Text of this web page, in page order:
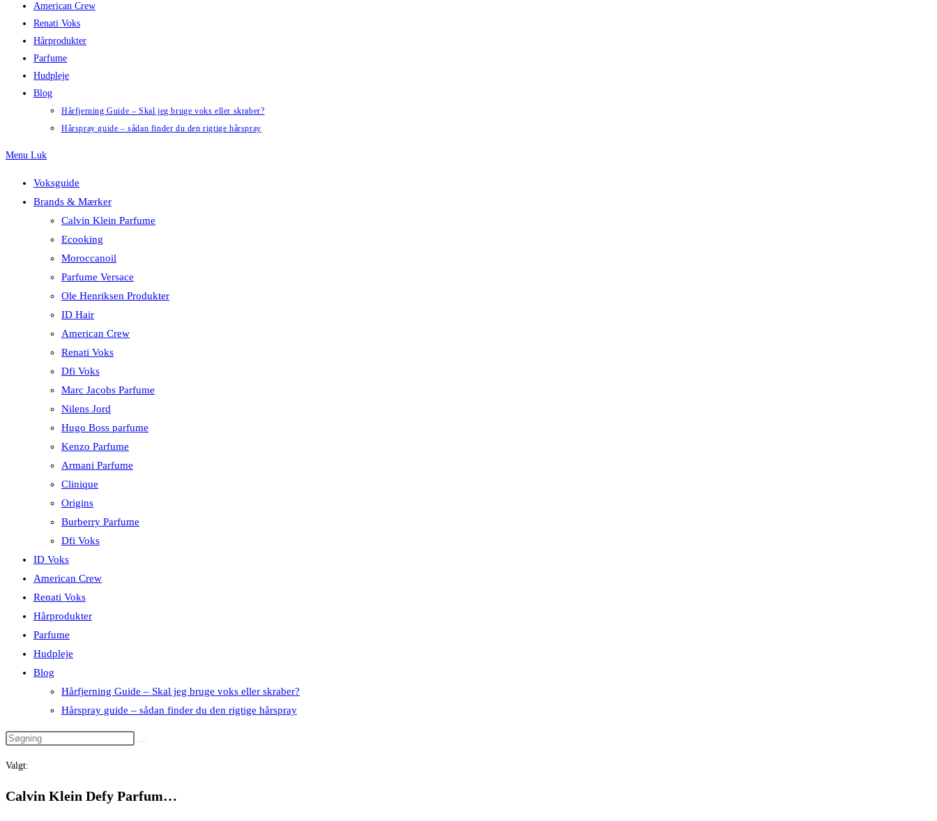
American Crew
Renati Voks
Hårprodukter
Parfume
Hudpleje
Blog
Hårfjerning Guide – Skal jeg bruge voks eller skraber?
Hårspray guide – sådan finder du den rigtige hårspray
Menu Luk
Voksguide
Brands & Mærker
Calvin Klein Parfume
Ecooking
Moroccanoil
Parfume Versace
Ole Henriksen Produkter
ID Hair
American Crew
Renati Voks
Dfi Voks
Marc Jacobs Parfume
Nilens Jord
Hugo Boss parfume
Kenzo Parfume
Armani Parfume
Clinique
Origins
Burberry Parfume
Dfi Voks
ID Voks
American Crew
Renati Voks
Hårprodukter
Parfume
Hudpleje
Blog
Hårfjerning Guide – Skal jeg bruge voks eller skraber?
Hårspray guide – sådan finder du den rigtige hårspray
Valgt:
Calvin Klein Defy Parfum…